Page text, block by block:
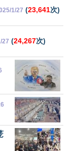
1/27 (23,641次)
27 (24,267次)